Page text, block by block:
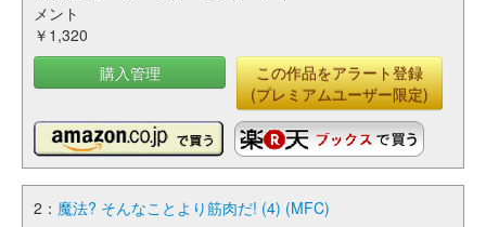
メント
￥1,320
購入管理
この作品をアラート登録
(プレミアムユーザー限定)
2： 魔法? そんなことより筋肉だ! (4) (MFC)